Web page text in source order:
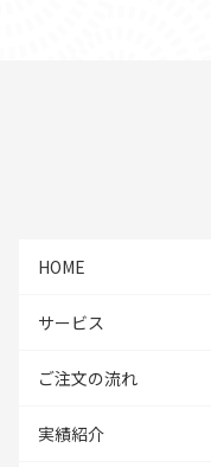
HOME
サービス
ご注文の流れ
実績紹介